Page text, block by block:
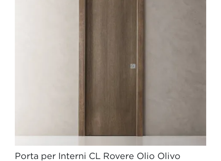
Porta per Interni CL Rovere Olio Olivo